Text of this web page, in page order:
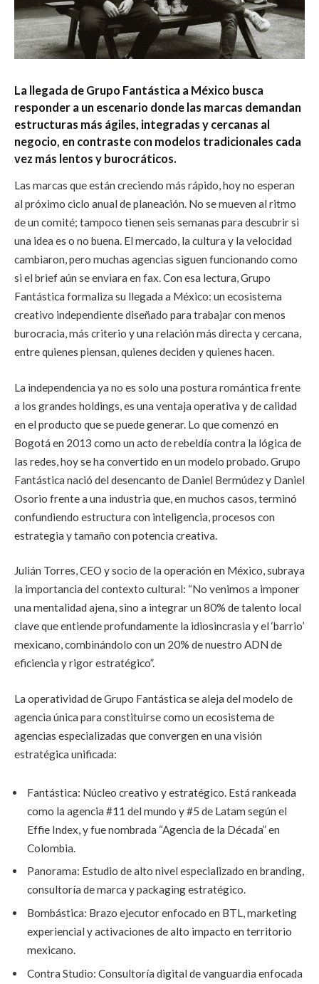
La llegada de Grupo Fantástica a México busca
responder a un escenario donde las marcas demandan
estructuras más ágiles, integradas y cercanas al
negocio, en contraste con modelos tradicionales cada
vez más lentos y burocráticos.
Las marcas que están creciendo más rápido, hoy no esperan
al próximo ciclo anual de planeación. No se mueven al ritmo
de un comité; tampoco tienen seis semanas para descubrir si
una idea es o no buena. El mercado, la cultura y la velocidad
cambiaron, pero muchas agencias siguen funcionando como
si el brief aún se enviara en fax. Con esa lectura, Grupo
Fantástica formaliza su llegada a México: un ecosistema
creativo independiente diseñado para trabajar con menos
burocracia, más criterio y una relación más directa y cercana,
entre quienes piensan, quienes deciden y quienes hacen.
La independencia ya no es solo una postura romántica frente
a los grandes holdings, es una ventaja operativa y de calidad
en el producto que se puede generar. Lo que comenzó en
Bogotá en 2013 como un acto de rebeldía contra la lógica de
las redes, hoy se ha convertido en un modelo probado. Grupo
Fantástica nació del desencanto de Daniel Bermúdez y Daniel
Osorio frente a una industria que, en muchos casos, terminó
confundiendo estructura con inteligencia, procesos con
estrategia y tamaño con potencia creativa.
Julián Torres, CEO y socio de la operación en México, subraya
la importancia del contexto cultural: “No venimos a imponer
una mentalidad ajena, sino a integrar un 80% de talento local
clave que entiende profundamente la idiosincrasia y el ‘barrio’
mexicano, combinándolo con un 20% de nuestro ADN de
eficiencia y rigor estratégico”.
La operatividad de Grupo Fantástica se aleja del modelo de
agencia única para constituirse como un ecosistema de
agencias especializadas que convergen en una visión
estratégica unificada:
Fantástica: Núcleo creativo y estratégico. Está rankeada
como la agencia #11 del mundo y #5 de Latam según el
Effie Index, y fue nombrada “Agencia de la Década” en
Colombia.
Panorama: Estudio de alto nivel especializado en branding,
consultoría de marca y packaging estratégico.
Bombástica: Brazo ejecutor enfocado en BTL, marketing
experiencial y activaciones de alto impacto en territorio
mexicano.
Contra Studio: Consultoría digital de vanguardia enfocada